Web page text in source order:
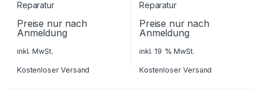
Preise nur nach
Anmeldung
inkl. MwSt.
Kostenloser Versand
Preise nur nach
Anmeldung
inkl. 19 % MwSt.
Kostenloser Versand